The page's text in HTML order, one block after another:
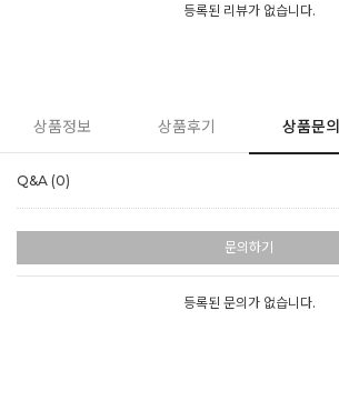
등록된 리뷰가 없습니다.
상품정보 상품후기 상품문의
Q&A (0)
문의하기
등록된 문의가 없습니다.